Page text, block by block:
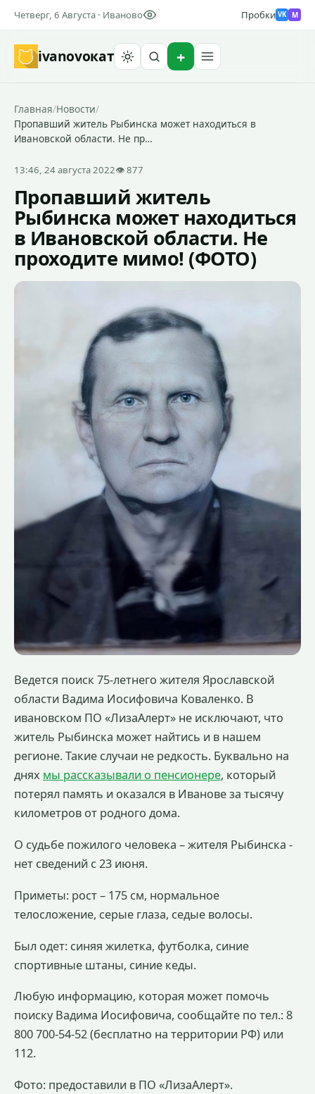
Четверг, 6 Августа · Иваново Пробки VK M
ivanovoкат
Главная/Новости/
Пропавший житель Рыбинска может находиться в
Ивановской области. Не пр…
13:46, 24 августа 2022👁 877
Пропавший житель
Рыбинска может находиться
в Ивановской области. Не
проходите мимо! (ФОТО)
Ведется поиск 75-летнего жителя Ярославской
области Вадима Иосифовича Коваленко. В
ивановском ПО «ЛизаАлерт» не исключают, что
житель Рыбинска может найтись и в нашем
регионе. Такие случаи не редкость. Буквально на
днях мы рассказывали о пенсионере, который
потерял память и оказался в Иванове за тысячу
километров от родного дома.
О судьбе пожилого человека – жителя Рыбинска -
нет сведений с 23 июня.
Приметы: рост – 175 см, нормальное
телосложение, серые глаза, седые волосы.
Был одет: синяя жилетка, футболка, синие
спортивные штаны, синие кеды.
Любую информацию, которая может помочь
поиску Вадима Иосифовича, сообщайте по тел.: 8
800 700-54-52 (бесплатно на территории РФ) или
112.
Фото: предоставили в ПО «ЛизаАлерт».